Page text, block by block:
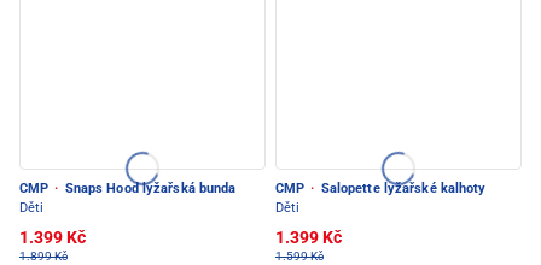
CMP · Snaps Hood lyžařská bunda
Děti
1.399 Kč
1.899 Kč
CMP · Salopette lyžařské kalhoty
Děti
1.399 Kč
1.599 Kč